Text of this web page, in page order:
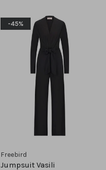
-45%
Freebird
Jumpsuit Vasili